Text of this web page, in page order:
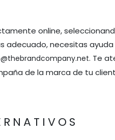
online,
necesitas
. Te
de la marca de tu